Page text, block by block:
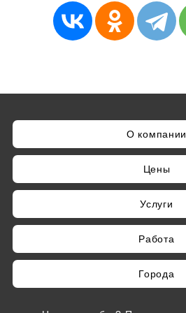
О компании
Цены
Услуги
Работа
Города